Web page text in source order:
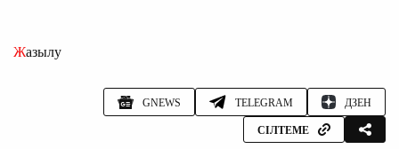
Жазылу
GNEWS TELEGRAM ДЗЕН
СІЛТЕМЕ